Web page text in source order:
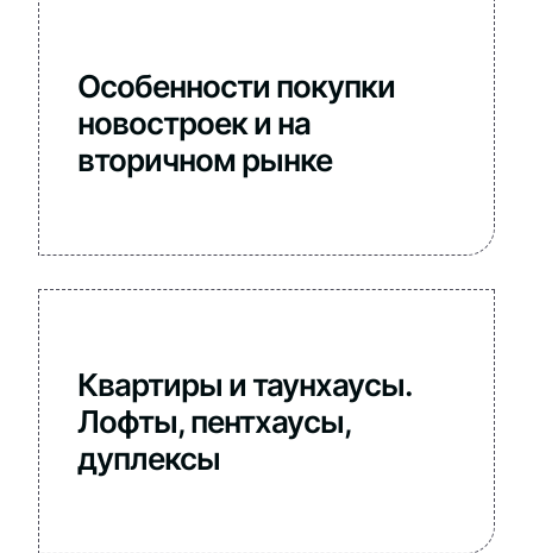
Особенности покупки
новостроек и на
вторичном рынке
Квартиры и таунхаусы.
Лофты, пентхаусы,
дуплексы